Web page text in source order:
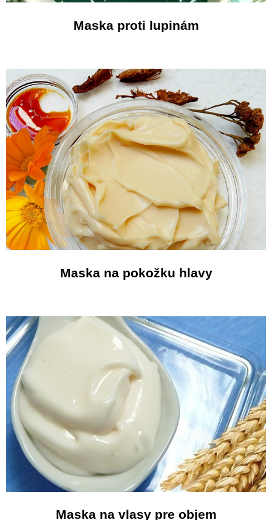
Maska proti lupinám
Maska na pokožku hlavy
Maska na vlasy pre objem